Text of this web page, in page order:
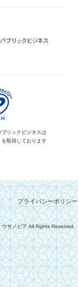
ブリックビジネスは
を取得しております
プライバシーポリシー
ウサノピアAll Rights Reserved.